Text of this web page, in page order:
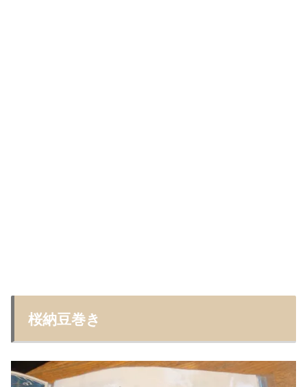
桜納豆巻き